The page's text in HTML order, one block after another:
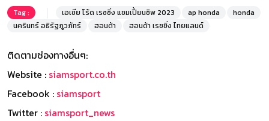
Tag : เอเชีย โร้ด เรซซิ่ง แชมเปี้ยนชิพ 2023 ap honda
honda
นครินทร์ อธิรัฐภูวภัทร์
ฮอนด้า ฮอนด้า เรซซิ่ง ไทยแลนด์
ติดตามช่องทางอื่นๆ:
Website : siamsport.co.th
Facebook : siamsport
Twitter : siamsport_news